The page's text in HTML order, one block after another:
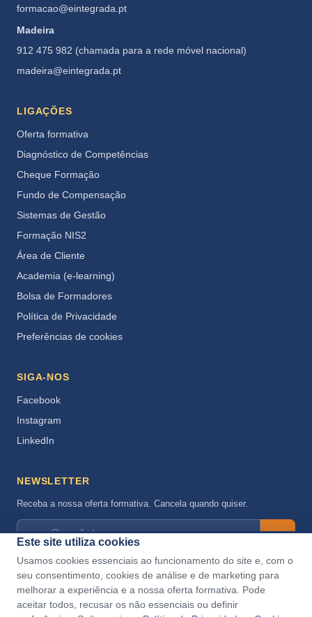
formacao@eintegrada.pt
Madeira
912 475 982 (chamada para a rede móvel nacional)
madeira@eintegrada.pt
LIGAÇÕES
Oferta formativa
Diagnóstico de Competências
Cheque Formação
Fundo de Compensação
Sistemas de Gestão
Formação NIS2
Área de Cliente
Academia (e-learning)
Bolsa de Formadores
Política de Privacidade
Preferências de cookies
SIGA-NOS
Facebook
Instagram
LinkedIn
NEWSLETTER
Receba a nossa oferta formativa. Cancela quando quiser.
→
Aceito aPolítica de Privacidade.
Este site utiliza cookies
Usamos cookies essenciais ao funcionamento do site e, com o
seu consentimento, cookies de análise e de marketing para
melhorar a experiência e a nossa oferta formativa. Pode
aceitar todos, recusar os não essenciais ou definir